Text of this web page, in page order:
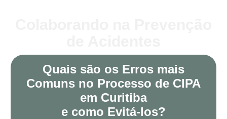
Quais são os Erros mais
Comuns no Processo de CIPA
em Curitiba
e como Evitá-los?